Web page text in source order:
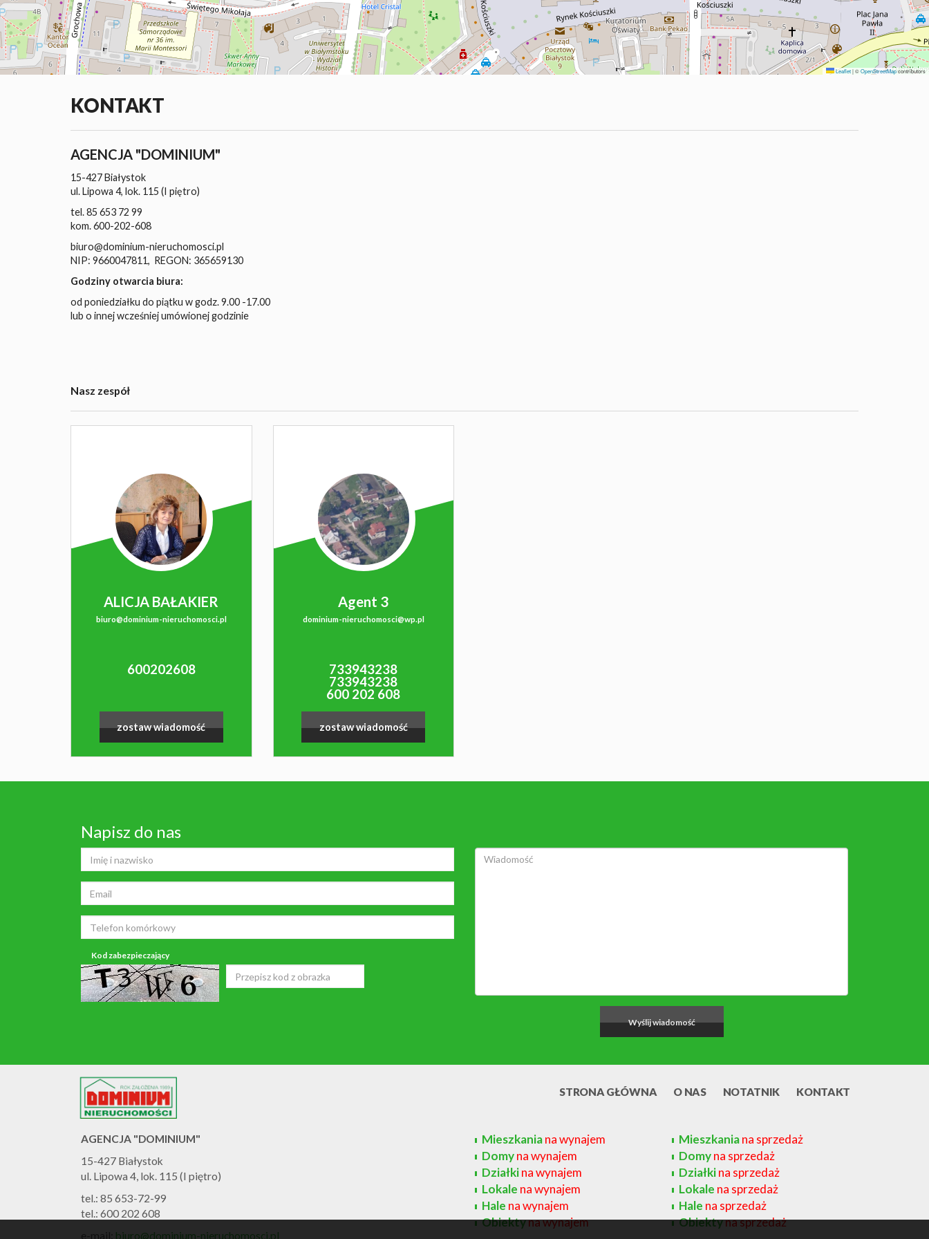
Leaflet|©OpenStreetMapcontributors
KONTAKT
AGENCJA "DOMINIUM"
15-427 Białystok
ul. Lipowa 4, lok. 115 (I piętro)
tel. 85 653 72 99
kom. 600-202-608
biuro@dominium-nieruchomosci.pl
NIP: 9660047811, REGON: 365659130
Godziny otwarcia biura:
od poniedziałku do piątku w godz. 9.00 -17.00
lub o innej wcześniej umówionej godzinie
Nasz zespół
ALICJA BAŁAKIER
biuro@dominium-nieruchomosci.pl
600202608
zostaw wiadomość
Agent 3
dominium-nieruchomosci@wp.pl
733943238
733943238
600 202 608
zostaw wiadomość
Napisz do nas
Kod zabezpieczający
STRONA GŁÓWNA O NAS NOTATNIK KONTAKT
AGENCJA "DOMINIUM"
15-427 Białystok
ul. Lipowa 4, lok. 115 (I piętro)
tel.: 85 653-72-99
tel.: 600 202 608
e-mail: biuro@dominium-nieruchomosci.pl
Mieszkaniana wynajem
Domyna wynajem
Działkina wynajem
Lokale na wynajem
Hale na wynajem
Obiektyna wynajem
Mieszkaniana sprzedaż
Domyna sprzedaż
Działkina sprzedaż
Lokale na sprzedaż
Hale na sprzedaż
Obiektyna sprzedaż